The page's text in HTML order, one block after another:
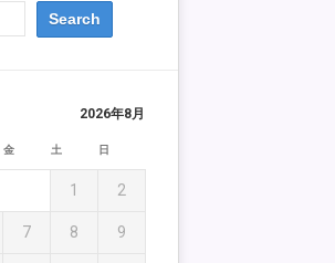
2026年8月
金 土 日
1 2
7 8 9